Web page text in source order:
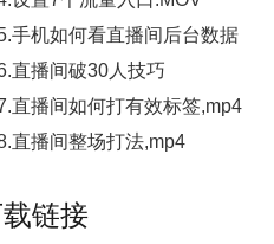
手机如何看直播间后台数据
直播间破30人技巧
直播间如何打有效标签,mp4
直播间整场打法,mp4
链接